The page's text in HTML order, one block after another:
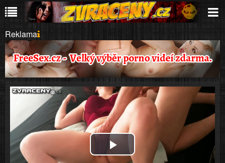
Reklama
Play